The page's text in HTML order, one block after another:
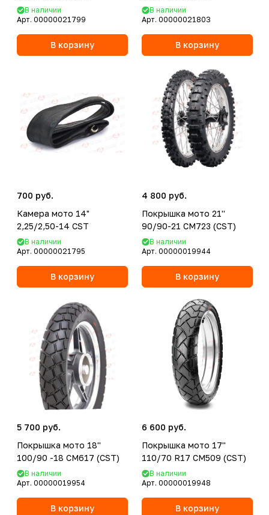
В наличии
Арт. 00000021799
В корзину
В наличии
Арт. 00000021803
В корзину
700 руб.
Камера мото 14"
2,25/2,50-14 CST
В наличии
Арт. 00000021795
В корзину
4 800 руб.
Покрышка мото 21''
90/90-21 CM723 (CST)
В наличии
Арт. 00000019944
В корзину
5 700 руб.
Покрышка мото 18''
100/90 -18 CM617 (CST)
В наличии
Арт. 00000019954
В корзину
6 600 руб.
Покрышка мото 17''
110/70 R17 CM509 (CST)
В наличии
Арт. 00000019948
В корзину